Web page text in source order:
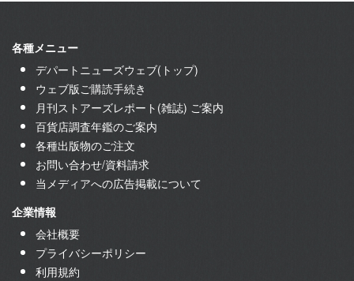
各種メニュー
デパートニューズウェブ(トップ)
ウェブ版ご購読手続き
月刊ストアーズレポート(雑誌) ご案内
百貨店調査年鑑のご案内
各種出版物のご注文
お問い合わせ/資料請求
当メディアへの広告掲載について
企業情報
会社概要
プライバシーポリシー
利用規約